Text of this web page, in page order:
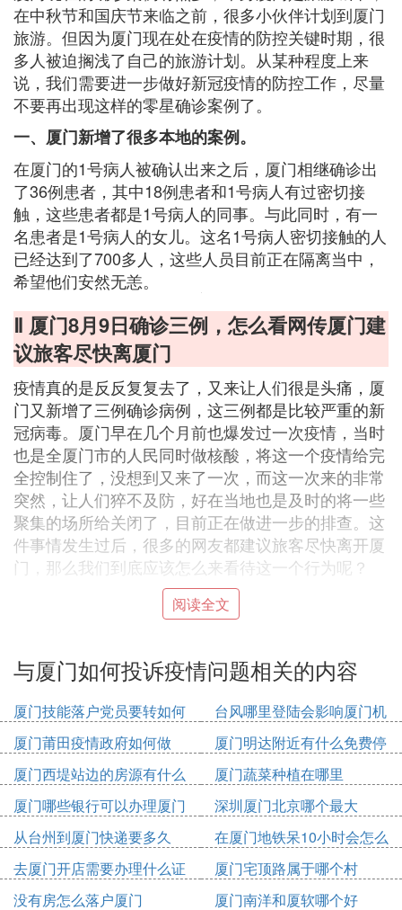
在中秋节和国庆节来临之前，很多小伙伴计划到厦门
旅游。但因为厦门现在处在疫情的防控关键时期，很
多人被迫搁浅了自己的旅游计划。从某种程度上来
说，我们需要进一步做好新冠疫情的防控工作，尽量
不要再出现这样的零星确诊案例了。
一、厦门新增了很多本地的案例。
在厦门的1号病人被确认出来之后，厦门相继确诊出
了36例患者，其中18例患者和1号病人有过密切接
触，这些患者都是1号病人的同事。与此同时，有一
名患者是1号病人的女儿。这名1号病人密切接触的人
已经达到了700多人，这些人员目前正在隔离当中，
希望他们安然无恙。
Ⅱ 厦门8月9日确诊三例，怎么看网传厦门建
议旅客尽快离厦门
疫情真的是反反复复去了，又来让人们很是头痛，厦
门又新增了三例确诊病例，这三例都是比较严重的新
冠病毒。厦门早在几个月前也爆发过一次疫情，当时
也是全厦门市的人民同时做核酸，将这一个疫情给完
全控制住了，没想到又来了一次，而这一次来的非常
突然，让人们猝不及防，好在当地也是及时的将一些
聚集的场所给关闭了，目前正在做进一步的排查。这
件事情发生过后，很多的网友都建议旅客尽快离开厦
门，那么我们到底应该怎么来看待这一个行为呢？
根据厦门卫健委通报，目前厦门，甚至整个福建地区
未有本土疫情，因此厦门现在是安全的，不存在本土
疫情影响。
因此，如果现在想来厦门旅游，那也是可以的，只要
你不属于中高风险区，可以自由进出厦门。但是鉴于
近期国内多座城市出现本土新增疫情，建议路途中做
好疫情防控措施。
进入厦门，请提前下载APP“闽政通”，届时入境厦门
需要提供八闽健康码。
阅读全文
与厦门如何投诉疫情问题相关的内容
厦门技能落户党员要转如何
办理
台风哪里登陆会影响厦门机
场
厦门莆田疫情政府如何做
厦门明达附近有什么免费停
车位
厦门西堤站边的房源有什么
厦门蔬菜种植在哪里
厦门哪些银行可以办理厦门
市民卡
深圳厦门北京哪个最大
从台州到厦门快递要多久
在厦门地铁呆10小时会怎么
收费
去厦门开店需要办理什么证
件
厦门宅顶路属于哪个村
没有房怎么落户厦门
厦门南洋和厦软哪个好